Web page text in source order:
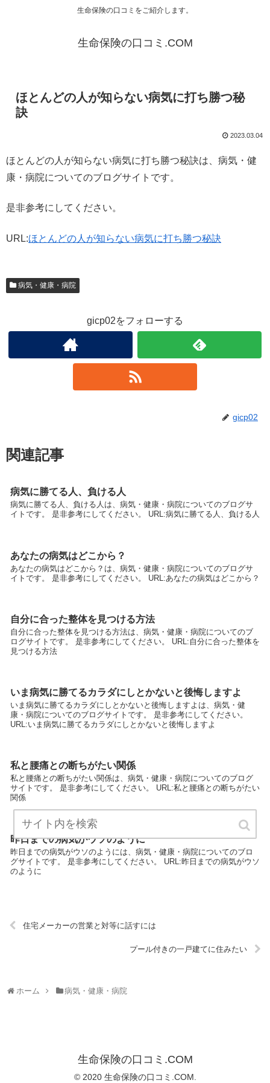
生命保険の口コミをご紹介します。
生命保険の口コミ.COM
ほとんどの人が知らない病気に打ち勝つ秘
訣
2023.03.04
ほとんどの人が知らない病気に打ち勝つ秘訣は、病気・健
康・病院についてのブログサイトです。
是非参考にしてください。
URL:ほとんどの人が知らない病気に打ち勝つ秘訣
病気・健康・病院
gicp02をフォローする
gicp02
関連記事
病気に勝てる人、負ける人
病気に勝てる人、負ける人は、病気・健康・病院についてのブログサ
イトです。 是非参考にしてください。 URL:病気に勝てる人、負ける人
あなたの病気はどこから？
あなたの病気はどこから？は、病気・健康・病院についてのブログサ
イトです。 是非参考にしてください。 URL:あなたの病気はどこから？
自分に合った整体を見つける方法
自分に合った整体を見つける方法は、病気・健康・病院についてのブ
ログサイトです。 是非参考にしてください。 URL:自分に合った整体を
見つける方法
いま病気に勝てるカラダにしとかないと後悔しますよ
いま病気に勝てるカラダにしとかないと後悔しますよは、病気・健
康・病院についてのブログサイトです。 是非参考にしてください。
URL:いま病気に勝てるカラダにしとかないと後悔しますよ
私と腰痛との断ちがたい関係
私と腰痛との断ちがたい関係は、病気・健康・病院についてのブログ
サイトです。 是非参考にしてください。 URL:私と腰痛との断ちがたい
関係
昨日までの病気がウソのように
昨日までの病気がウソのようには、病気・健康・病院についてのブロ
グサイトです。 是非参考にしてください。 URL:昨日までの病気がウソ
のように
住宅メーカーの営業と対等に話すには
プール付きの一戸建てに住みたい
ホーム 病気・健康・病院
生命保険の口コミ.COM
© 2020 生命保険の口コミ.COM.